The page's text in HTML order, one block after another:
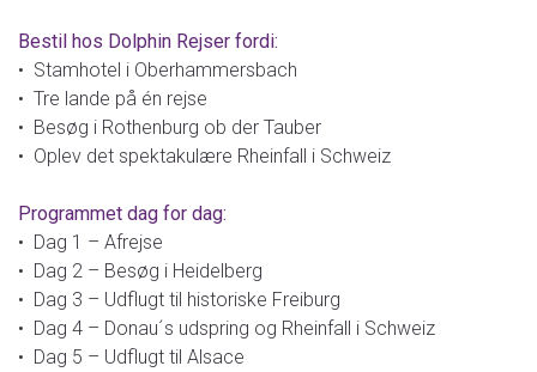
Bestil hos Dolphin Rejser fordi:
• Stamhotel i Oberhammersbach
• Tre lande på én rejse
• Besøg i Rothenburg ob der Tauber
• Oplev det spektakulære Rheinfall i Schweiz
Programmet dag for dag:
• Dag 1 – Afrejse
• Dag 2 – Besøg i Heidelberg
• Dag 3 – Udflugt til historiske Freiburg
• Dag 4 – Donau´s udspring og Rheinfall i Schweiz
• Dag 5 – Udflugt til Alsace